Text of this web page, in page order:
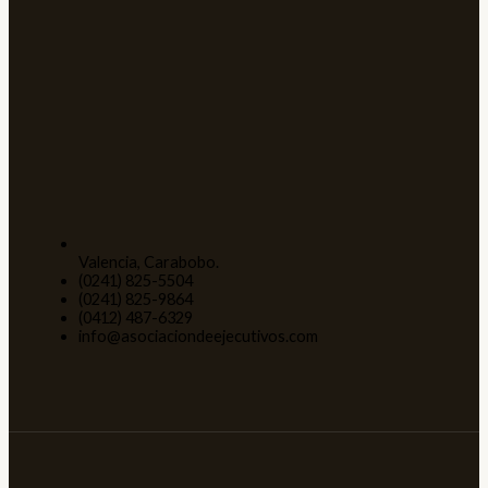
Valencia, Carabobo.
(0241) 825-5504
(0241) 825-9864
(0412) 487-6329
info@asociaciondeejecutivos.com